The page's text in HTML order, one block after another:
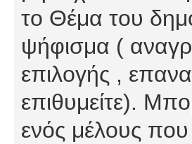
το Θέμα του
ψήφισμα (
επιλογής ,
επιθυμείτε).
ενός μέλους που